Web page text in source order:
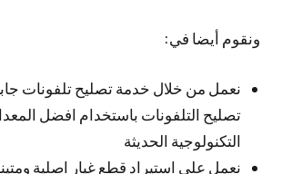
ونقوم أيضا في:
نعمل من خلال خدمة تصليح تلفونات
تصليح التلفونات باستخدام افضل
التكنولوجية الحديثة
نعمل على استيراد قطع غيار اصلية